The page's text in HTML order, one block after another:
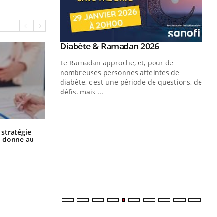
stratégie
donne au
Mains : se
tout nouveau
piscine,
Nos mains
Youtube
Diabète & Ramadan 2026Youtube
Le Ramadan approche, et, pour de
nombreuses personnes atteintes de
diabète, c'est une période de questions, de
défis, mais ...